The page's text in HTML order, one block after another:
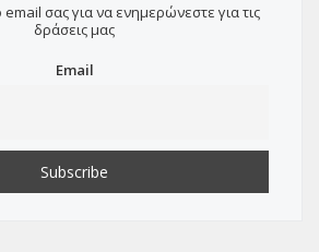
σας για να ενημερώνεστε για τις
δράσεις μας
Email